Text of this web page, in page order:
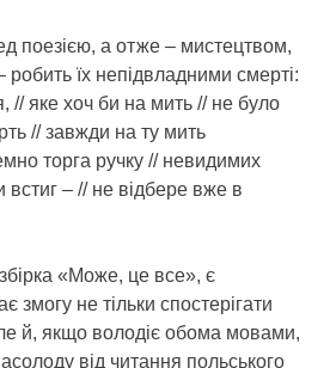
поезією, а отже – мистецтвом,
їх непідвладними смерті:
// яке хоч би на мить // не було
// завжди на ту мить
торга ручку // невидимих
встиг – // не відбере вже в
«Може, це все», є
змогу не тільки спостерігати
й, якщо володіє обома мовами,
від читання польського